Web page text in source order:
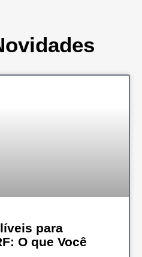
para
O que Você